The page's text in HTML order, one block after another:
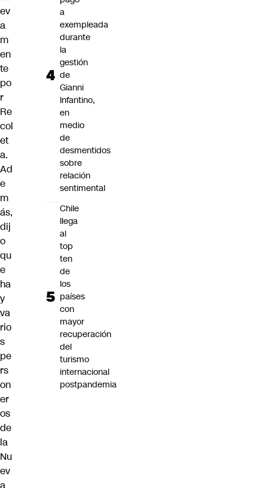
ev
a
m
en
te
po
r
Re
col
et
a.
Ad
e
m
ás,
dij
o
qu
e
ha
y
va
rio
s
pe
rs
on
er
os
de
la
Nu
ev
a
a
exempleada
durante
la
gestión
de
Gianni
Infantino,
en
medio
de
desmentidos
sobre
relación
sentimental
Chile
llega
al
top
ten
de
los
países
con
mayor
recuperación
del
turismo
internacional
postpandemia